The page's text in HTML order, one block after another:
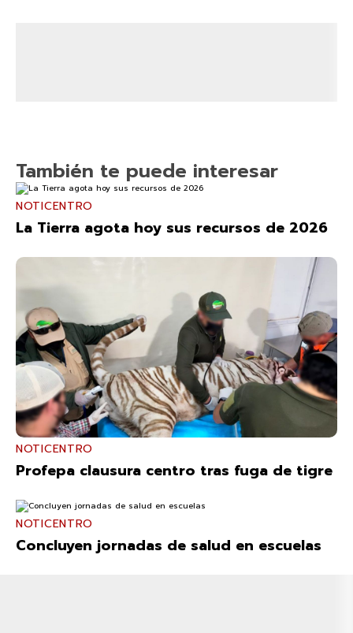
También te puede interesar
NOTICENTRO
La Tierra agota hoy sus recursos de 2026
NOTICENTRO
Profepa clausura centro tras fuga de tigre
NOTICENTRO
Concluyen jornadas de salud en escuelas